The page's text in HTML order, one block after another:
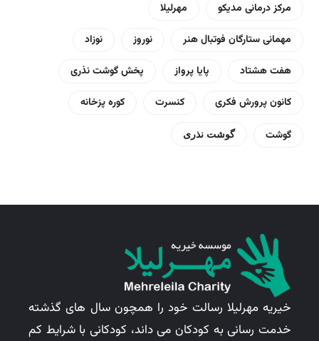
مرکز درمانی مدیکو
مهرلیلا
مهمانی ستارگان فوتبال هنر
نوروز
نوزاد
هفت هشتاد
پایا پرواز
پخش گوشت نذری
کانون پرورش فکری
کنسرت کوره پزخانه
گوشت گوشت نذری
خیریه مهرلیلا رسالت خود را همچون سال های گذشته
خدمت رسانی به کودکان می داند، کودکانی با شرایط کم